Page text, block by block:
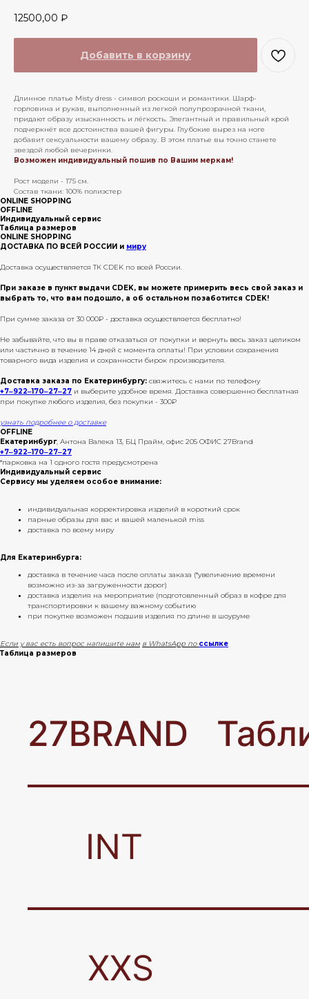
12500,00 ₽
Добавить в корзину
Длинное платье Misty dress - символ роскоши и романтики. Шарф-
горловина и рукав, выполненный из легкой полупрозрачной ткани,
придают образу изысканность и лёгкость. Элегантный и правильный крой
подчеркнёт все достоинства вашей фигуры. Глубокие вырез на ноге
добавит сексуальности вашему образу. В этом платье вы точно станете
звездой любой вечеринки.
Возможен индивидуальный пошив по Вашим меркам!
Рост модели - 175 см.
Состав ткани: 100% полиэстер
ONLINE SHOPPING
OFFLINE
Индивидуальный сервис
Таблица размеров
ONLINE SHOPPING
ДОСТАВКА ПО ВСЕЙ РОССИИ и миру
Доставка осуществляется ТК CDEK по всей России.
При заказе в пункт выдачи CDEK, вы можете примерить весь свой заказ и
выбрать то, что вам подошло, а об остальном позаботится CDEK!
При сумме заказа от 30 000₽ - доставка осуществляется бесплатно!
Не забывайте, что вы в праве отказаться от покупки и вернуть весь заказ целиком
или частично в течение 14 дней с момента оплаты! При условии сохранения
товарного вида изделия и сохранности бирок производителя.
Доставка заказа по Екатеринбургу: свяжитесь с нами по телефону
+7‒922‒170‒27‒27 и выберите удобное время. Доставка совершенно бесплатная
при покупке любого изделия, без покупки - 300₽
узнать подробнее о доставке
OFFLINE
Екатеринбург, Антона Валека 13, БЦ Прайм, офис 205 ОФИС 27Brand
+7‒922‒170‒27‒27
*парковка на 1 одного гостя предусмотрена
Индивидуальный сервис
Сервису мы уделяем особое внимание:
индивидуальная корректировка изделий в короткий срок
парные образы для вас и вашей маленькой miss
доставка по всему миру
Для Екатеринбурга:
⁠доставка в течение часа после оплаты заказа (*увеличение времени
возможно из-за загруженности дорог)
⁠доставка изделия на мероприятие (подготовленный образ в кофре для
транспортировки к вашему важному событию
при покупке возможен подшив изделия по длине в шоуруме
Если у вас есть вопрос напишите нам в WhatsApp по ссылке
Таблица размеров